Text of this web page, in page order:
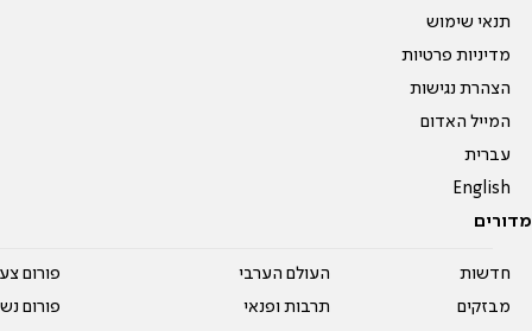
תנאי שימוש
מדיניות פרטיות
הצהרת נגישות
המייל האדום
עברית
English
מדורים
חדשות
מבזקים
העולם הערבי
תרבות ופנאי
פורום
פורום